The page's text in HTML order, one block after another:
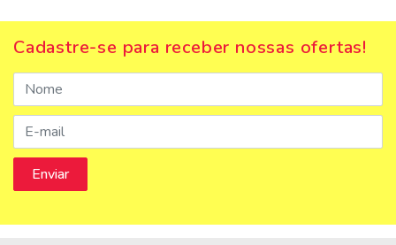
Cadastre-se para receber nossas ofertas!